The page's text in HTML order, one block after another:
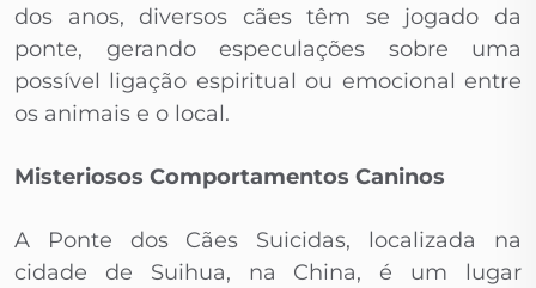
dos anos, diversos cães têm se jogado da
ponte, gerando especulações sobre uma
possível ligação espiritual ou emocional entre
os animais e o local.
Misteriosos Comportamentos Caninos
A Ponte dos Cães Suicidas, localizada na
cidade de Suihua, na China, é um lugar